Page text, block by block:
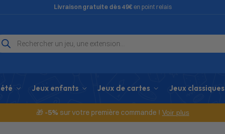
Livraison gratuite dès 49€ en point relais
Jeux enfants Jeux de cartes Jeux classiques
🎁 -5% sur votre première commande ! Voir plus